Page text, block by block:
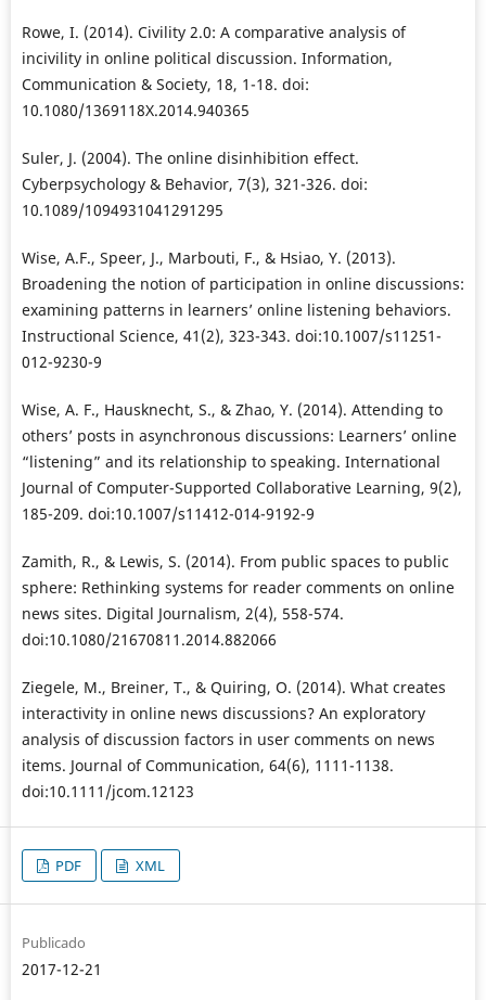
Rowe, I. (2014). Civility 2.0: A comparative analysis of
incivility in online political discussion. Information,
Communication & Society, 18, 1-18. doi:
10.1080/1369118X.2014.940365
Suler, J. (2004). The online disinhibition effect.
Cyberpsychology & Behavior, 7(3), 321-326. doi:
10.1089/1094931041291295
Wise, A.F., Speer, J., Marbouti, F., & Hsiao, Y. (2013).
Broadening the notion of participation in online discussions:
examining patterns in learners’ online listening behaviors.
Instructional Science, 41(2), 323-343. doi:10.1007/s11251-
012-9230-9
Wise, A. F., Hausknecht, S., & Zhao, Y. (2014). Attending to
others’ posts in asynchronous discussions: Learners’ online
“listening” and its relationship to speaking. International
Journal of Computer-Supported Collaborative Learning, 9(2),
185-209. doi:10.1007/s11412-014-9192-9
Zamith, R., & Lewis, S. (2014). From public spaces to public
sphere: Rethinking systems for reader comments on online
news sites. Digital Journalism, 2(4), 558-574.
doi:10.1080/21670811.2014.882066
Ziegele, M., Breiner, T., & Quiring, O. (2014). What creates
interactivity in online news discussions? An exploratory
analysis of discussion factors in user comments on news
items. Journal of Communication, 64(6), 1111-1138.
doi:10.1111/jcom.12123
PDF XML
Publicado
2017-12-21